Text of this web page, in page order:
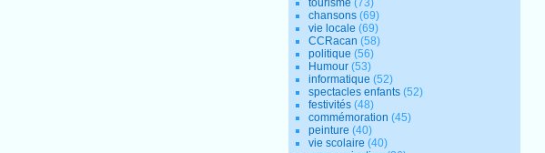
tourisme (73)
chansons (69)
vie locale (69)
CCRacan (58)
politique (56)
Humour (53)
informatique (52)
spectacles enfants (52)
festivités (48)
commémoration (45)
peinture (40)
vie scolaire (40)